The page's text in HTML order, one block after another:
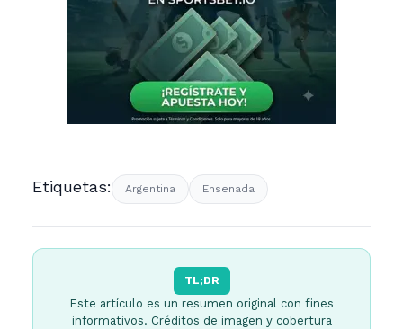
Etiquetas: Argentina Ensenada
TL;DR
Este artículo es un resumen original con fines
informativos. Créditos de imagen y cobertura